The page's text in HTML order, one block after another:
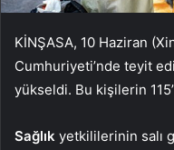
KİNŞASA, 10 Haziran
Cumhuriyeti’nde teyit
yükseldi. Bu kişilerin
Sağlık yetkililerinin salı